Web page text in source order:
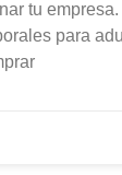
tu
para